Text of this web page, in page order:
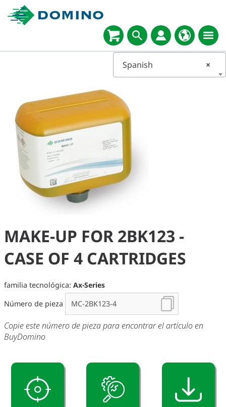
×
Spanish
MAKE-UP FOR 2BK123 -
CASE OF 4 CARTRIDGES
familia tecnológica: Ax-Series
Número de pieza
Copie este número de pieza para encontrar el artículo en
BuyDomino